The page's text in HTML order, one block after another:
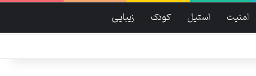
امنیت استیل کودک زیبایی